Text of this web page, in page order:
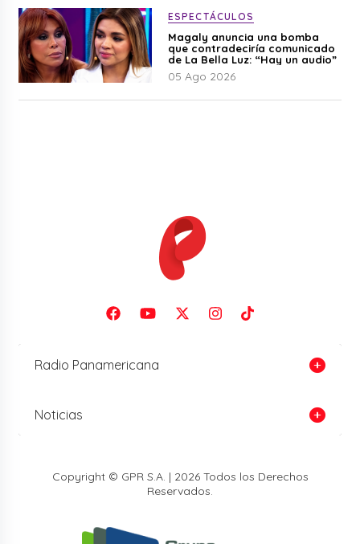
ESPECTÁCULOS
Magaly anuncia una bomba
que contradeciría comunicado
de La Bella Luz: “Hay un audio”
05 Ago 2026
Radio Panamericana
Noticias
Copyright © GPR S.A. | 2026 Todos los Derechos
Reservados.